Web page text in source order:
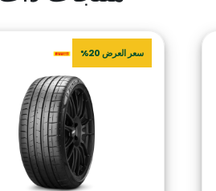
سعر العرض 20%